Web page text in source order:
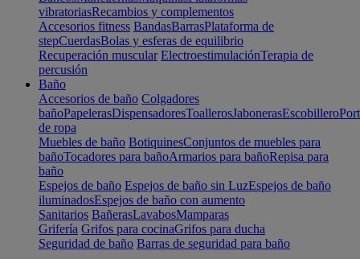
vibratoriasRecambios y complementos
Accesorios fitness BandasBarrasPlataforma de
stepCuerdasBolas y esferas de equilibrio
Recuperación muscular ElectroestimulaciónTerapia de
percusión
Baño
Accesorios de baño Colgadores
bañoPapelerasDispensadoresToallerosJabonerasEscobillero
de ropa
Muebles de baño BotiquinesConjuntos de muebles para
bañoTocadores para bañoArmarios para bañoRepisa para
baño
Espejos de baño Espejos de baño sin LuzEspejos de baño
iluminadosEspejos de baño con aumento
Sanitarios BañerasLavabosMamparas
Grifería Grifos para cocinaGrifos para ducha
Seguridad de baño Barras de seguridad para baño